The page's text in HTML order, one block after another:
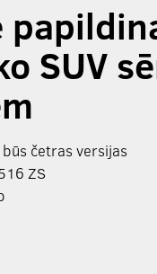
SUV
četras versijas
ZS